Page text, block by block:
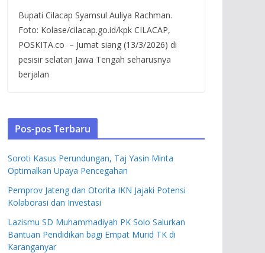
Bupati Cilacap Syamsul Auliya Rachman.
Foto: Kolase/cilacap.go.id/kpk CILACAP,
POSKITA.co – Jumat siang (13/3/2026) di
pesisir selatan Jawa Tengah seharusnya
berjalan
Pos-pos Terbaru
Soroti Kasus Perundungan, Taj Yasin Minta
Optimalkan Upaya Pencegahan
Pemprov Jateng dan Otorita IKN Jajaki Potensi
Kolaborasi dan Investasi
Lazismu SD Muhammadiyah PK Solo Salurkan
Bantuan Pendidikan bagi Empat Murid TK di
Karanganyar